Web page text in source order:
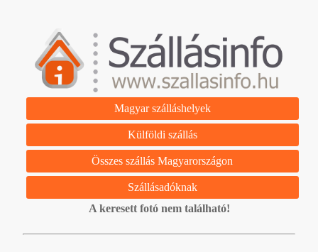
Magyar szálláshelyek
Külföldi szállás
Összes szállás Magyarországon
Szállásadóknak
A keresett fotó nem található!